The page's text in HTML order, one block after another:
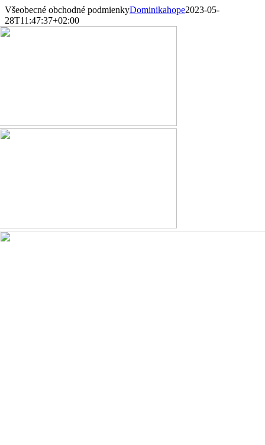
Skip
to
content
Všeobecné obchodné podmienkyDominikahope2023-05-
28T11:47:37+02:00